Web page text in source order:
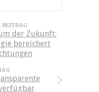
BEITRAG
der Zukunft:
bereichert